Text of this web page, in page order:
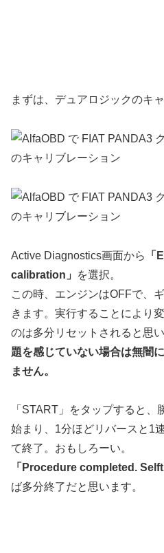
まずは、デュアロジックのキ
Active Diagnostics画面から
calibration」
を選択。
この時、エンジンはOFFで、
きます。実行することにより
のは多分リセットされると思い
題を感じていない場合は無闇
ません。
「START」をタップすると
始まり、1分ほどリバースと1
て終了。おもしろーい。
「Procedure completed.
ば多分終了だと思います。